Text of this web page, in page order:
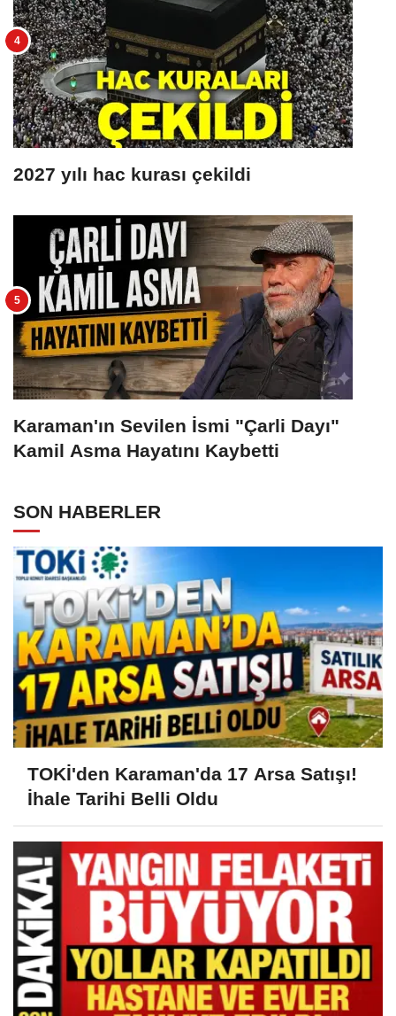
2027 yılı hac kurası çekildi
Karaman'ın Sevilen İsmi "Çarli Dayı"
Kamil Asma Hayatını Kaybetti
SON HABERLER
TOKİ'den Karaman'da 17 Arsa Satışı!
İhale Tarihi Belli Oldu